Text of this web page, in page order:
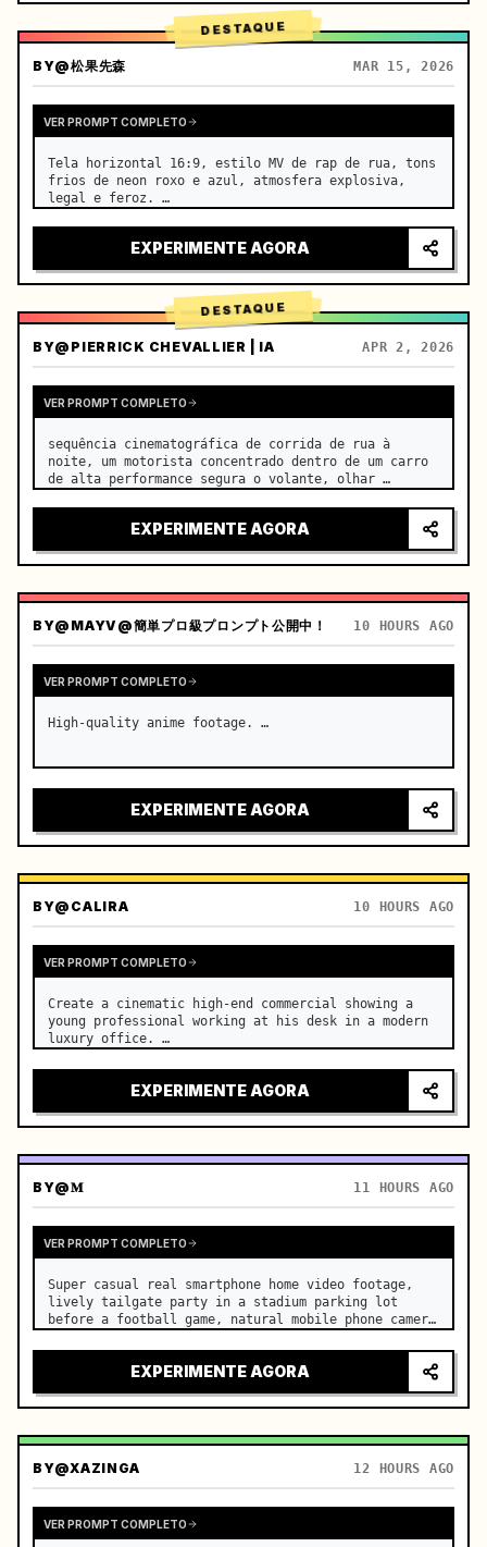
DESTAQUE
BY@松果先森 MAR 15, 2026
VER PROMPT COMPLETO
Tela horizontal 16:9, estilo MV de rap de rua, tons
frios de neon roxo e azul, atmosfera explosiva,
legal e feroz. …
EXPERIMENTE AGORA
DESTAQUE
BY@PIERRICK CHEVALLIER | IA APR 2, 2026
VER PROMPT COMPLETO
sequência cinematográfica de corrida de rua à
noite, um motorista concentrado dentro de um carro
de alta performance segura o volante, olhar
câmera: sistema rápido…
EXPERIMENTE AGORA
BY@MAYV@簡単プロ級プロンプト公開中！ 10 HOURS AGO
VER PROMPT COMPLETO
High-quality anime footage. …
EXPERIMENTE AGORA
BY@CALIRA 10 HOURS AGO
VER PROMPT COMPLETO
Create a cinematic high-end commercial showing a
young professional working at his desk in a modern
luxury office. …
EXPERIMENTE AGORA
BY@𝐌 11 HOURS AGO
VER PROMPT COMPLETO
Super casual real smartphone home video footage,
lively tailgate party in a stadium parking lot
before a football game, natural mobile phone camera
rate with smooth natural motion, rapidfire montage
EXPERIMENTE AGORA
BY@XAZINGA 12 HOURS AGO
VER PROMPT COMPLETO